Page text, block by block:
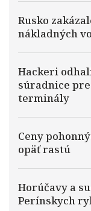
Rusko
nákladných
Hackeri
súradnice
terminály
Ceny
opäť rastú
Horúčavy a
Perínskych